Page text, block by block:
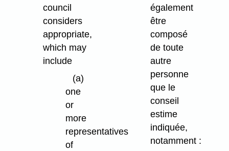
council
considers
appropriate,
which may
include
(a)
one
or
more
representatives
of
également
être
composé
de toute
autre
personne
que le
conseil
estime
indiquée,
notamment :